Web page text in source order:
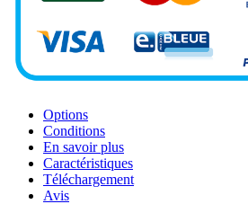
Options
Conditions
En savoir plus
Caractéristiques
Téléchargement
Avis